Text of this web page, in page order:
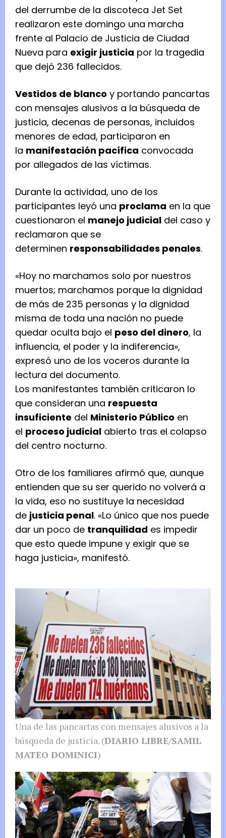
del derrumbe de la discoteca Jet Set
realizaron este domingo una marcha
frente al Palacio de Justicia de Ciudad
Nueva para exigir justicia por la tragedia
que dejó 236 fallecidos.
Vestidos de blanco y portando pancartas
con mensajes alusivos a la búsqueda de
justicia, decenas de personas, incluidos
menores de edad, participaron en
la manifestación pacífica convocada
por allegados de las víctimas.
Durante la actividad, uno de los
participantes leyó una proclama en la que
cuestionaron el manejo judicial del caso y
reclamaron que se
determinen responsabilidades penales.
«Hoy no marchamos solo por nuestros
muertos; marchamos porque la dignidad
de más de 235 personas y la dignidad
misma de toda una nación no puede
quedar oculta bajo el peso del dinero, la
influencia, el poder y la indiferencia»,
expresó uno de los voceros durante la
lectura del documento.
Los manifestantes también criticaron lo
que consideran una respuesta
insuficiente del Ministerio Público en
el proceso judicial abierto tras el colapso
del centro nocturno.
Otro de los familiares afirmó que, aunque
entienden que su ser querido no volverá a
la vida, eso no sustituye la necesidad
de justicia penal. «Lo único que nos puede
dar un poco de tranquilidad es impedir
que esto quede impune y exigir que se
haga justicia», manifestó.
Una de las pancartas con mensajes alusivos a la
búsqueda de justicia. (DIARIO LIBRE/SAMIL
MATEO DOMINICI)